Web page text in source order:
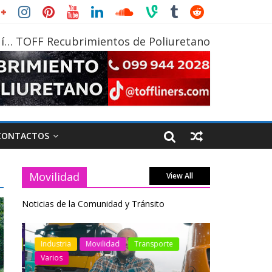
TOFF Recubrimientos de Poliuretano
Movilidad View All
Noticias de la Comunidad y Tránsito
Industria Movilidad
Transporte
Varios